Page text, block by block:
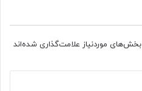
بخش‌های موردنیاز علامت‌گذاری شده‌اند